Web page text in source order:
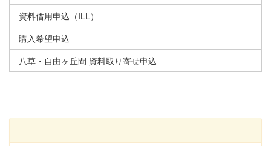
資料借用申込（ILL）
購入希望申込
八草・自由ヶ丘間 資料取り寄せ申込